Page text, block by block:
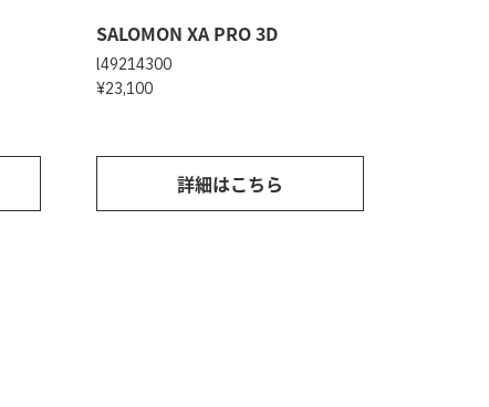
SALOMON XA PRO 3D
l49214300
¥23,100
詳細はこちら